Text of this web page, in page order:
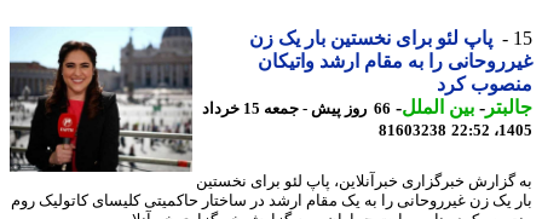
پاپ لئو برای نخستین بار یک زن
را به مقام ارشد واتیکان
کرد
-بین الملل-
66 روز پیش - جمعه 15 خرداد
81603238
خبرگزاری خبرآنلاین، پاپ لئو برای نخستین
یک زن غیرروحانی را به یک مقام ارشد در ساختار حاکمیتی کلیسای کاتولیک روم